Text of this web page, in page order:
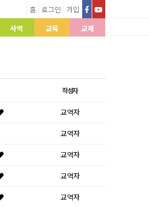
홈 로그인
가입
사역 교육 교제
작성자
교역자
교역자
교역자
교역자
교역자